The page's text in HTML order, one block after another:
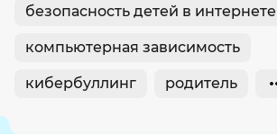
безопасность детей в интернете
компьютерная зависимость
кибербуллинг родитель